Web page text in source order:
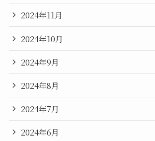
2024年11月
2024年10月
2024年9月
2024年8月
2024年7月
2024年6月